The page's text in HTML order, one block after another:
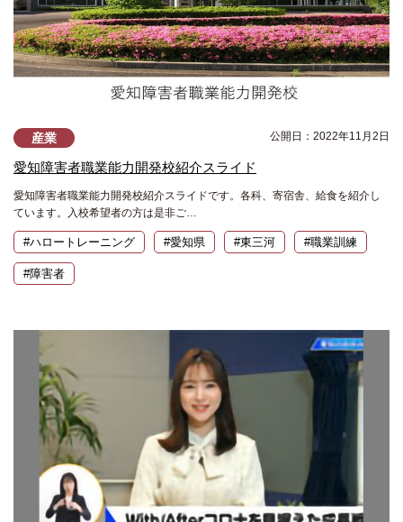
産業 公開日：2022年11月2日
愛知障害者職業能力開発校紹介スライド
愛知障害者職業能力開発校紹介スライドです。各科、寄宿舎、給食を紹介し
ています。入校希望者の方は是非ご…
#ハロートレーニング #愛知県 #東三河 #職業訓練
#障害者